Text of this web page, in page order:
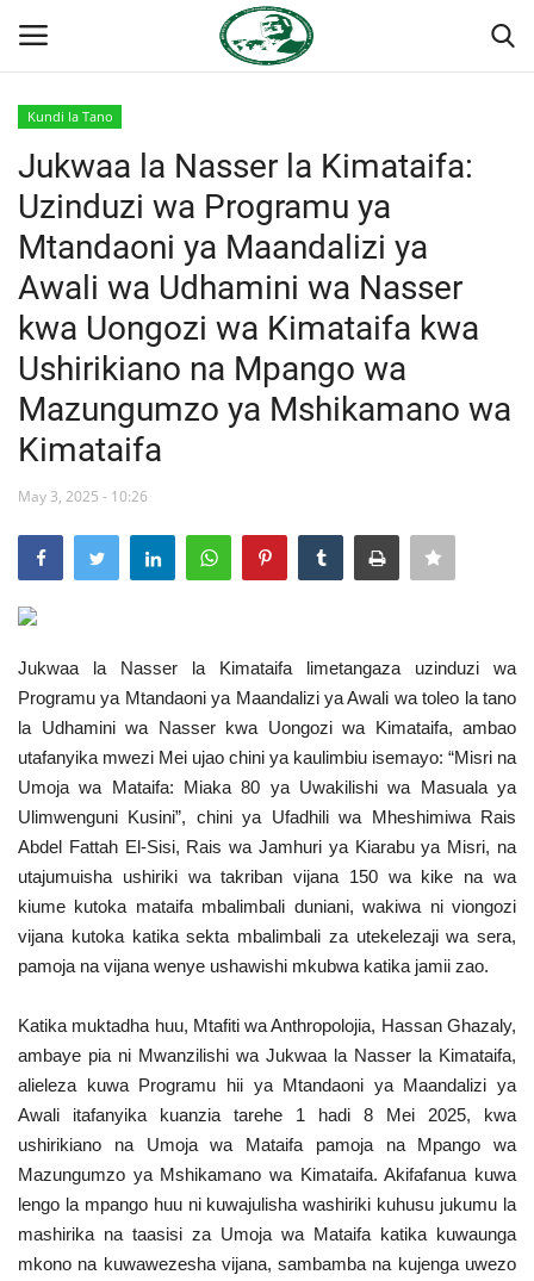
Nyumba
Onyesho la Majaribio
Jukwaa la Nasser la Kimataifa
Wasiliana
Misri
Urithi wa Nasser
Harakati ya Nasser kwa Vijana
Kanuni na Masharti ya Udhamini wa
Nasser
Udhamini wa Nasser
Nyaraka na Marejeleo
Waanzilishi
Raia wa ulimwengu mzima
Nyaraka
Nafasi
Washiriki
Video
Kundi la Tano
Jukwaa la Nasser la Kimataifa:
Uzinduzi wa Programu ya
Mtandaoni ya Maandalizi ya
Awali wa Udhamini wa Nasser
kwa Uongozi wa Kimataifa kwa
Ushirikiano na Mpango wa
Mazungumzo ya Mshikamano wa
Kimataifa
May 3, 2025 - 10:26
Jukwaa la Nasser la Kimataifa limetangaza uzinduzi wa
Programu ya Mtandaoni ya Maandalizi ya Awali wa toleo la tano
la Udhamini wa Nasser kwa Uongozi wa Kimataifa, ambao
utafanyika mwezi Mei ujao chini ya kaulimbiu isemayo: “Misri na
Umoja wa Mataifa: Miaka 80 ya Uwakilishi wa Masuala ya
Ulimwenguni Kusini”, chini ya Ufadhili wa Mheshimiwa Rais
Abdel Fattah El-Sisi, Rais wa Jamhuri ya Kiarabu ya Misri, na
utajumuisha ushiriki wa takriban vijana 150 wa kike na wa
kiume kutoka mataifa mbalimbali duniani, wakiwa ni viongozi
vijana kutoka katika sekta mbalimbali za utekelezaji wa sera,
pamoja na vijana wenye ushawishi mkubwa katika jamii zao.
Katika muktadha huu, Mtafiti wa Anthropolojia, Hassan Ghazaly,
ambaye pia ni Mwanzilishi wa Jukwaa la Nasser la Kimataifa,
alieleza kuwa Programu hii ya Mtandaoni ya Maandalizi ya
Awali itafanyika kuanzia tarehe 1 hadi 8 Mei 2025, kwa
ushirikiano na Umoja wa Mataifa pamoja na Mpango wa
Mazungumzo ya Mshikamano wa Kimataifa. Akifafanua kuwa
lengo la mpango huu ni kuwajulisha washiriki kuhusu jukumu la
mashirika na taasisi za Umoja wa Mataifa katika kuwaunga
mkono na kuwawezesha vijana, sambamba na kujenga uwezo